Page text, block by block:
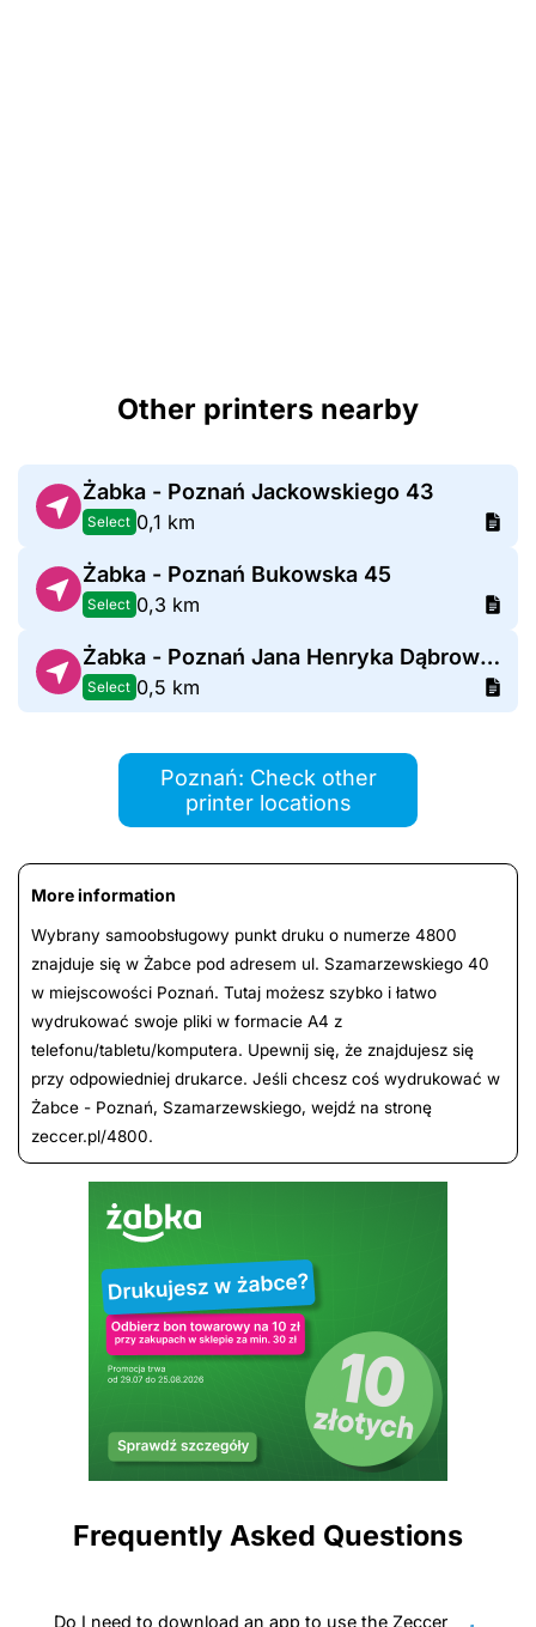
Other printers nearby
Żabka - Poznań Jackowskiego 43
Select 0,1 km
Żabka - Poznań Bukowska 45
Select 0,3 km
Żabka - Poznań Jana Henryka Dąbrowskiego 56
Select 0,5 km
Poznań: Check other
printer locations
More information
Wybrany samoobsługowy punkt druku o numerze 4800
znajduje się w Żabce pod adresem ul. Szamarzewskiego 40
w miejscowości Poznań. Tutaj możesz szybko i łatwo
wydrukować swoje pliki w formacie A4 z
telefonu/tabletu/komputera. Upewnij się, że znajdujesz się
przy odpowiedniej drukarce. Jeśli chcesz coś wydrukować w
Żabce - Poznań, Szamarzewskiego, wejdź na stronę
zeccer.pl/4800.
Frequently Asked Questions
Do I need to download an app to use the Zeccer